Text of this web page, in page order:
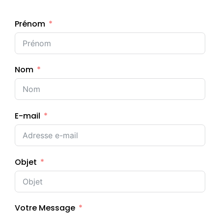
Prénom
Nom
E-mail
Objet
Votre Message